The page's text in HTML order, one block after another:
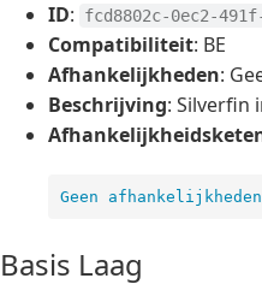
ID: fcd8802c-0ec2-
Compatibiliteit: BE
Afhankelijkheden:
Beschrijving: Silverfin
Geen afhankelijkheden
Basis Laag